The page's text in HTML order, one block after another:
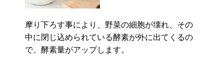
摩り下ろす事により、野菜の細胞が壊れ、その
中に閉じ込められている酵素が外に出てくるの
で、酵素量がアップします。